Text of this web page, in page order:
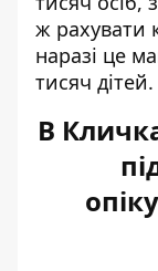
ж рахувати
наразі це
тисяч дітей.
В